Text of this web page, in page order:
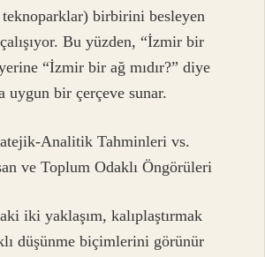
birbirini besleyen
Bu yüzden, “İzmir bir
“İzmir bir ağ mıdır?” diye
uygun bir çerçeve sunar.
Analitik Tahminleri vs.
ve Toplum Odaklı Öngörüleri
iki yaklaşım, kalıplaştırmak
düşünme biçimlerini görünür